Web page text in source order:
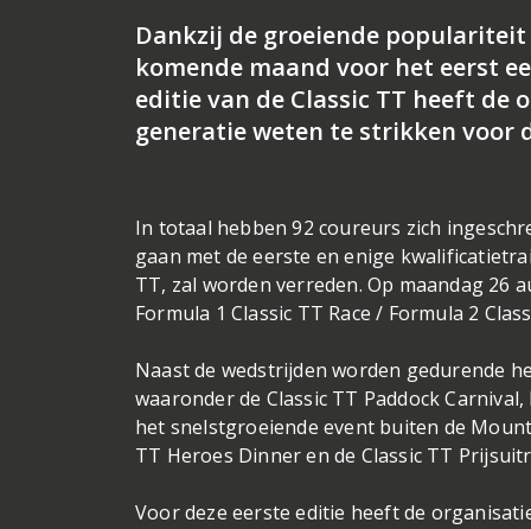
Dankzij de groeiende
komende maand voor het eerst
editie van de Classic TT heeft de
generatie weten te strikken voor
In totaal hebben 92 coureurs zich
gaan met de eerste en enige
TT, zal worden verreden. Op maandag 26
Formula 1 Classic TT Race / Formula 2
Naast de wedstrijden worden gedurende
waaronder de Classic TT Paddock
het snelstgroeiende event buiten de
TT Heroes Dinner en de Classic TT
Voor deze eerste editie heeft de